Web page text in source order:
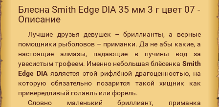
Блесна Smith Edge DIA 35 мм 3 г цвет 07 -
Описание
Лучшие друзья девушек – бриллианты, а верные
помощники рыболовов – приманки. Да не абы какие, а
настоящие алмазы, падающие в пучины вод за
увесистым трофеем. Именно небольшая блёсенка Smith
Edge DIA является этой рифлёной драгоценностью, на
которую обязательно позарится такой хищник как
привередливый голавль или форель.
Словно маленький бриллиант, приманка